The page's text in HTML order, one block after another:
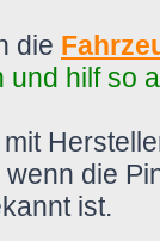
die
hilf so
mit
wenn die
ist.